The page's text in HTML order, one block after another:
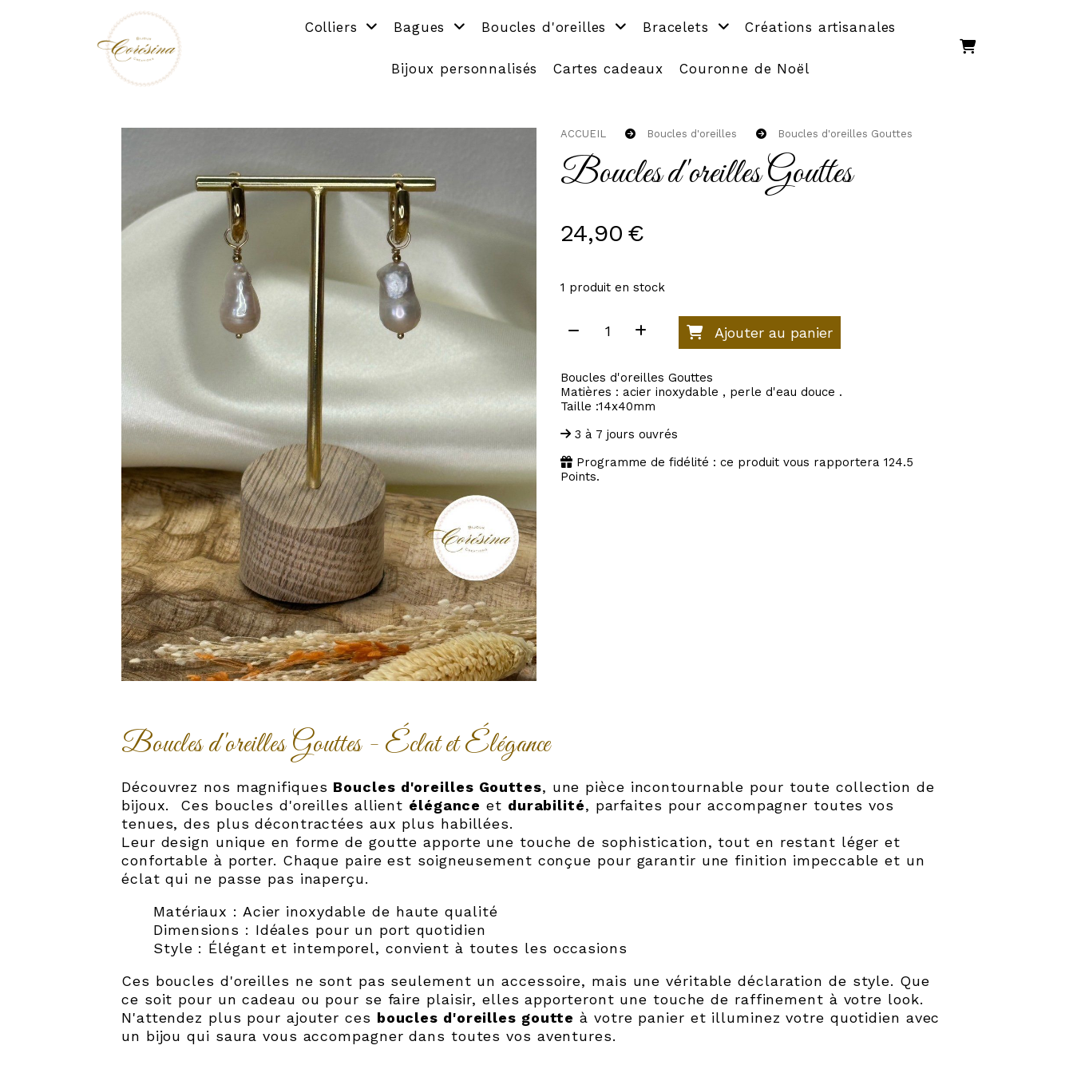
Colliers Bagues Boucles d'oreilles Bracelets Créations artisanales
Bijoux personnalisés Cartes cadeaux Couronne de Noël
ACCUEIL Boucles d'oreilles Boucles d'oreilles Gouttes
Boucles d'oreilles Gouttes
24,90 €
1 produit en stock
Ajouter au panier
Boucles d'oreilles Gouttes
Matières : acier inoxydable , perle d'eau douce .
Taille :14x40mm
3 à 7 jours ouvrés
Programme de fidélité : ce produit vous rapportera 124.5
Points.
Boucles d'oreilles Gouttes - Éclat et Élégance
Découvrez nos magnifiques Boucles d'oreilles Gouttes, une pièce incontournable pour toute collection de
bijoux. Ces boucles d'oreilles allient élégance et durabilité, parfaites pour accompagner toutes vos
tenues, des plus décontractées aux plus habillées.
Leur design unique en forme de goutte apporte une touche de sophistication, tout en restant léger et
confortable à porter. Chaque paire est soigneusement conçue pour garantir une finition impeccable et un
éclat qui ne passe pas inaperçu.
Matériaux : Acier inoxydable de haute qualité
Dimensions : Idéales pour un port quotidien
Style : Élégant et intemporel, convient à toutes les occasions
Ces boucles d'oreilles ne sont pas seulement un accessoire, mais une véritable déclaration de style. Que
ce soit pour un cadeau ou pour se faire plaisir, elles apporteront une touche de raffinement à votre look.
N'attendez plus pour ajouter ces boucles d'oreilles goutte à votre panier et illuminez votre quotidien avec
un bijou qui saura vous accompagner dans toutes vos aventures.